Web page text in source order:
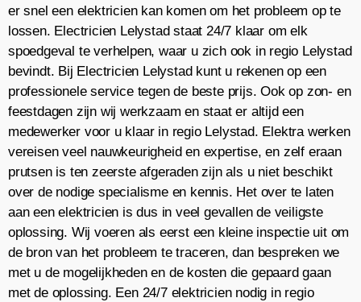
er snel een elektricien kan komen om het probleem op te
lossen. Electricien Lelystad staat 24/7 klaar om elk
spoedgeval te verhelpen, waar u zich ook in regio Lelystad
bevindt. Bij Electricien Lelystad kunt u rekenen op een
professionele service tegen de beste prijs. Ook op zon- en
feestdagen zijn wij werkzaam en staat er altijd een
medewerker voor u klaar in regio Lelystad. Elektra werken
vereisen veel nauwkeurigheid en expertise, en zelf eraan
prutsen is ten zeerste afgeraden zijn als u niet beschikt
over de nodige specialisme en kennis. Het over te laten
aan een elektricien is dus in veel gevallen de veiligste
oplossing. Wij voeren als eerst een kleine inspectie uit om
de bron van het probleem te traceren, dan bespreken we
met u de mogelijkheden en de kosten die gepaard gaan
met de oplossing. Een 24/7 elektricien nodig in regio